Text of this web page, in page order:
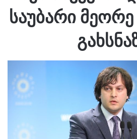
საუბარი